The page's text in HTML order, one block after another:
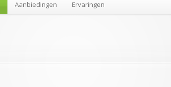
Aanbiedingen Ervaringen